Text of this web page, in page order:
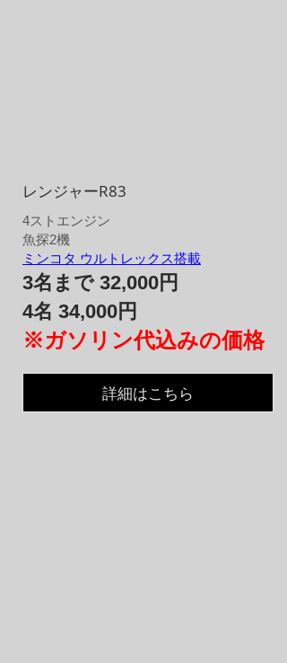
レンジャーR83
4​ストエンジン​
魚探2機
ミンコタ ウルトレックス搭載
3名まで 32,000円
4名 34,000円
※ガソリン代込みの価格
詳細はこちら